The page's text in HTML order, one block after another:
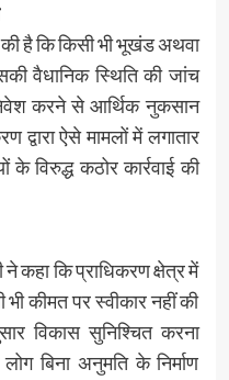
है कि किसी भी भूखंड अथवा
वैधानिक स्थिति की जांच
करने से आर्थिक नुकसान
द्वारा ऐसे मामलों में लगातार
के विरुद्ध कठोर कार्रवाई की
ने कहा कि प्राधिकरण क्षेत्र में
कीमत पर स्वीकार नहीं की
विकास सुनिश्चित करना
बिना अनुमति के निर्माण